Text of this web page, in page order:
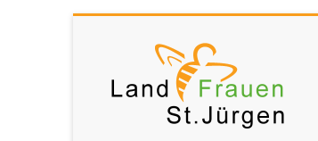
Landfrauen
St.